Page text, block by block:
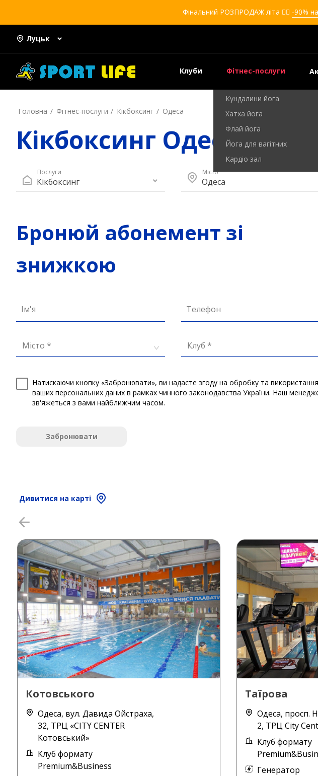
Фінальний РОЗПРОДАЖ літа ❤️‍🔥 -90%
Луцьк
Клуби Фітнес-послуги
Кікбоксинг для дівчат
Кікбоксинг для дітей
Самооборона для дівчат
Самооборона для дітей
Кундалини йога
Хатха йога
Флай йога
Йога для вагітних
Кардіо зал
Головна Фітнес-послуги Кікбоксинг Одеса
Кікбоксинг Одеса
Послуги
Кікбоксинг
Місто
Одеса
Бронюй абонемент зі
знижкою
Ім'я Телефон
Місто * Клуб *
Натискаючи кнопку «Забронювати», ви надаєте згоду на обробку та використання
ваших персональних даних в рамках чинного законодавства України. Наш
зв'яжеться з вами найближчим часом.
Забронювати
Дивитися на карті
Котовського
Одеса, вул. Давида Ойстраха,
32, ТРЦ «CITY CENTER
Котовський»
Клуб формату
Premium&Business
Таїрова
Одеса, просп.
2, ТРЦ City
Клуб формату
Генератор